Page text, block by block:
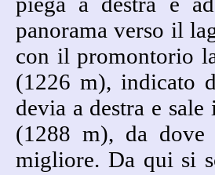
panorama verso il
con il promontorio
(1226 m), indicato
devia a destra e
(1288 m), da dove
migliore. Da qui si